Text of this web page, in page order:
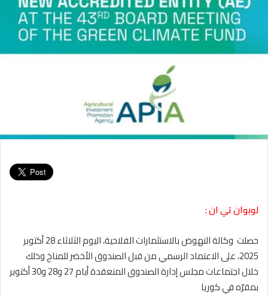
لوبوان تي ان :
حصلت وكالة النهوض بالاستثمارات الفلاحية، اليوم الثلاثاء 28 أكتوبر
2025، على الاعتماد الرسمي من قبل الصندوق الأخضر للمناخ وذلك
خلال اجتماعات مجلس إدارة الصندوق المنعقدة أيام 27 و28 و30 أكتوبر
بمقرّه في كوريا